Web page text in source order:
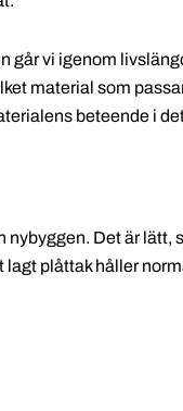
går vi igenom
material som
beteende i
Det är lätt,
plåttak håller